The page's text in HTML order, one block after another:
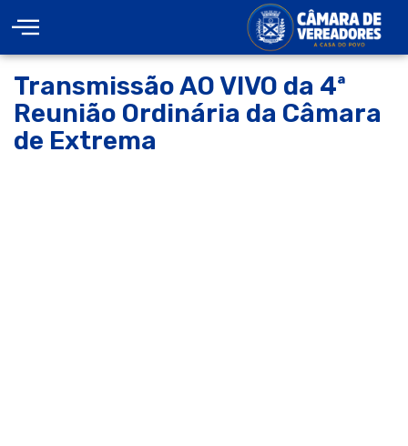
Transmissão AO VIVO da 4ª
Reunião Ordinária da Câmara
de Extrema